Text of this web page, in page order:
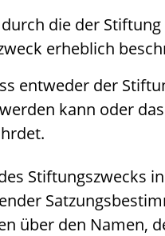
die der
erheblich
entweder der
kann oder
Stiftungszwecks
über den Namen,